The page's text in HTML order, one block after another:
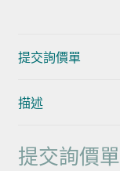
提交詢價單
描述
提交詢價單